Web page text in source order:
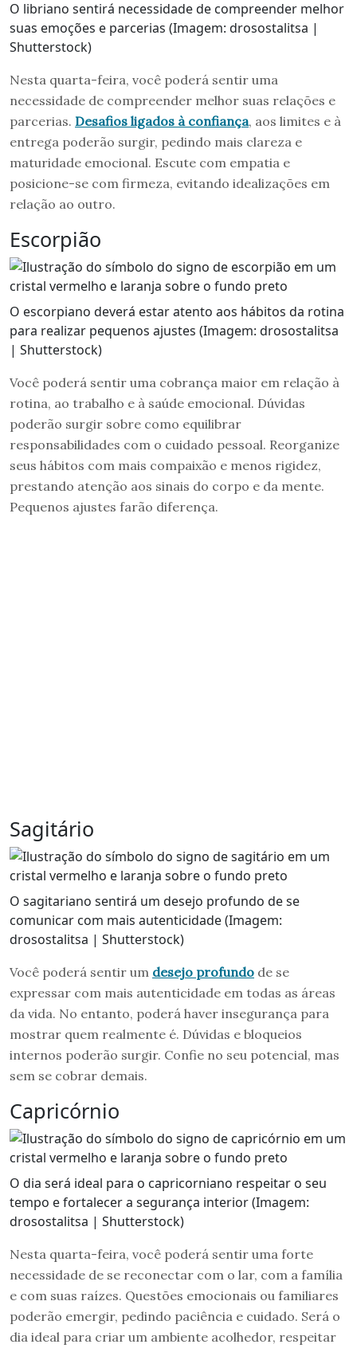
O libriano sentirá necessidade de compreender melhor
suas emoções e parcerias (Imagem: drosostalitsa |
Shutterstock)
Nesta quarta-feira, você poderá sentir uma
necessidade de compreender melhor suas relações e
parcerias. Desafios ligados à confiança, aos limites e à
entrega poderão surgir, pedindo mais clareza e
maturidade emocional. Escute com empatia e
posicione-se com firmeza, evitando idealizações em
relação ao outro.
Escorpião
O escorpiano deverá estar atento aos hábitos da rotina
para realizar pequenos ajustes (Imagem: drosostalitsa
| Shutterstock)
Você poderá sentir uma cobrança maior em relação à
rotina, ao trabalho e à saúde emocional. Dúvidas
poderão surgir sobre como equilibrar
responsabilidades com o cuidado pessoal. Reorganize
seus hábitos com mais compaixão e menos rigidez,
prestando atenção aos sinais do corpo e da mente.
Pequenos ajustes farão diferença.
Sagitário
O sagitariano sentirá um desejo profundo de se
comunicar com mais autenticidade (Imagem:
drosostalitsa | Shutterstock)
Você poderá sentir um desejo profundo de se
expressar com mais autenticidade em todas as áreas
da vida. No entanto, poderá haver insegurança para
mostrar quem realmente é. Dúvidas e bloqueios
internos poderão surgir. Confie no seu potencial, mas
sem se cobrar demais.
Capricórnio
O dia será ideal para o capricorniano respeitar o seu
tempo e fortalecer a segurança interior (Imagem:
drosostalitsa | Shutterstock)
Nesta quarta-feira, você poderá sentir uma forte
necessidade de se reconectar com o lar, com a família
e com suas raízes. Questões emocionais ou familiares
poderão emergir, pedindo paciência e cuidado. Será o
dia ideal para criar um ambiente acolhedor, respeitar